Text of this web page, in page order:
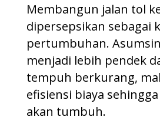
Membangun jalan tol
dipersepsikan sebagai
pertumbuhan.
menjadi lebih pendek
tempuh berkurang,
efisiensi biaya
akan tumbuh.